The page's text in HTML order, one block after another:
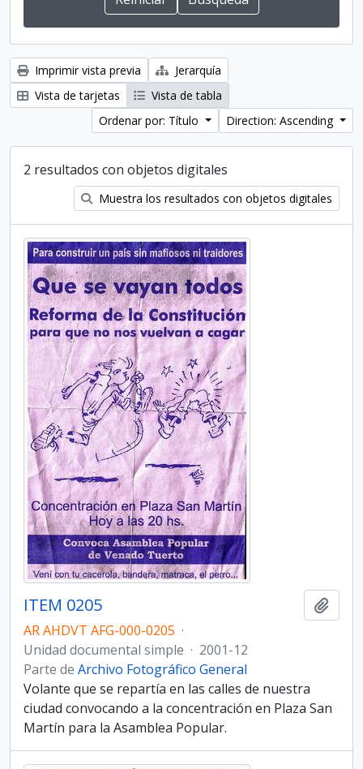
Imprimir vista previa
Jerarquía
Vista de tarjetas
Vista de tabla
Ordenar por: Título
Direction: Ascending
2 resultados con objetos digitales
Muestra los resultados con objetos digitales
ITEM 0205
AR AHDVT AFG-000-0205 ·
Unidad documental simple · 2001-12
Parte de Archivo Fotográfico General
Volante que se repartía en las calles de nuestra
ciudad convocando a la concentración en Plaza San
Martín para la Asamblea Popular.